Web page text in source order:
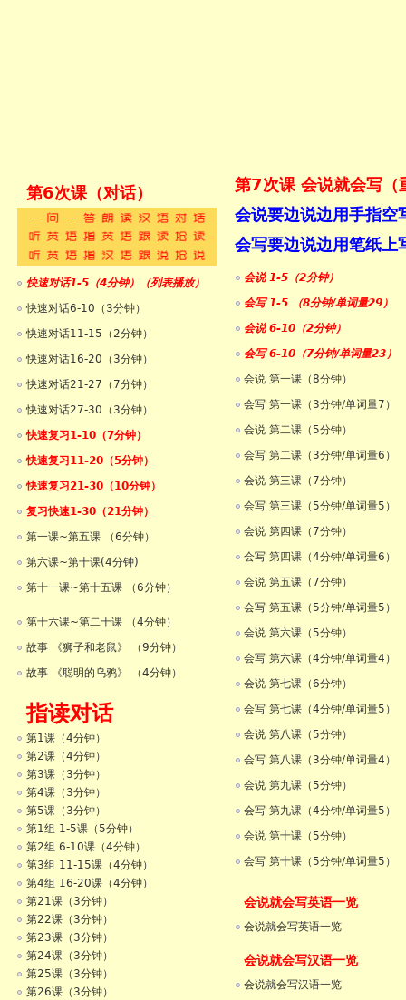
第6次课（对话）
快速对话1-5（4分钟）（列表播放）
快速对话6-10（3分钟）
快速对话11-15（2分钟）
快速对话16-20（3分钟）
快速对话21-27（7分钟）
快速对话27-30（3分钟）
快速复习1-10（7分钟）
快速复习11-20（5分钟）
快速复习21-30（10分钟）
复习快速1-30（21分钟）
第一课~第五课 （6分钟）
第六课~第十课(4分钟)
第十一课~第十五课 （6分钟）
第十六课~第二十课 （4分钟）
故事 《狮子和老鼠》 （9分钟）
故事 《聪明的乌鸦》 （4分钟）
指读对话
第1课（4分钟）
第2课（4分钟）
第3课（3分钟）
第4课（3分钟）
第5课（3分钟）
第1组 1-5课（5分钟）
第2组 6-10课（4分钟）
第3组 11-15课（4分钟）
第4组 16-20课（4分钟）
第21课（3分钟）
第22课（3分钟）
第23课（3分钟）
第24课（3分钟）
第25课（3分钟）
第26课（3分钟）
第7次课 会说就会写（
考试）
会说要边说边用手指空
会写要边说边用笔纸上
会说 1-5（2分钟）
会写 1-5 （8分钟/单词量29）
会说 6-10（2分钟）
会写 6-10（7分钟/单词量23）
会说 第一课（8分钟）
会写 第一课（3分钟/单词量7）
会说 第二课（5分钟）
会写 第二课（3分钟/单词量6）
会说 第三课（7分钟）
会写 第三课（5分钟/单词量5）
会说 第四课（7分钟）
会写 第四课（4分钟/单词量6）
会说 第五课（7分钟）
会写 第五课（5分钟/单词量5）
会说 第六课（5分钟）
会写 第六课（4分钟/单词量4）
会说 第七课（6分钟）
会写 第七课（4分钟/单词量5）
会说 第八课（5分钟）
会写 第八课（3分钟/单词量4）
会说 第九课（5分钟）
会写 第九课（4分钟/单词量5）
会说 第十课（5分钟）
会写 第十课（5分钟/单词量5）
会说就会写英语一览
会说就会写英语一览
会说就会写汉语一览
会说就会写汉语一览